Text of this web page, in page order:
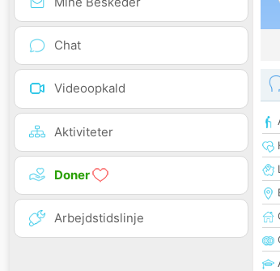
Chat
Videoopkald
Aktiviteter
Doner
Arbejdstidslinje